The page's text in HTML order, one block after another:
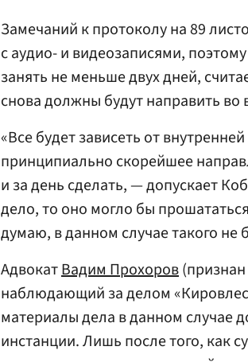
Замечаний к протоколу на 89
с аудио- и видеозаписями,
занять не меньше двух дней,
снова должны будут направить
«Все будет зависеть от
принципиально скорейшее
и за день сделать, — допускает
дело, то оно могло бы
думаю, в данном случае такого не
АдвокатВадим Прохоров
наблюдающий за делом
материалы дела в данном случае
инстанции. Лишь после того, как